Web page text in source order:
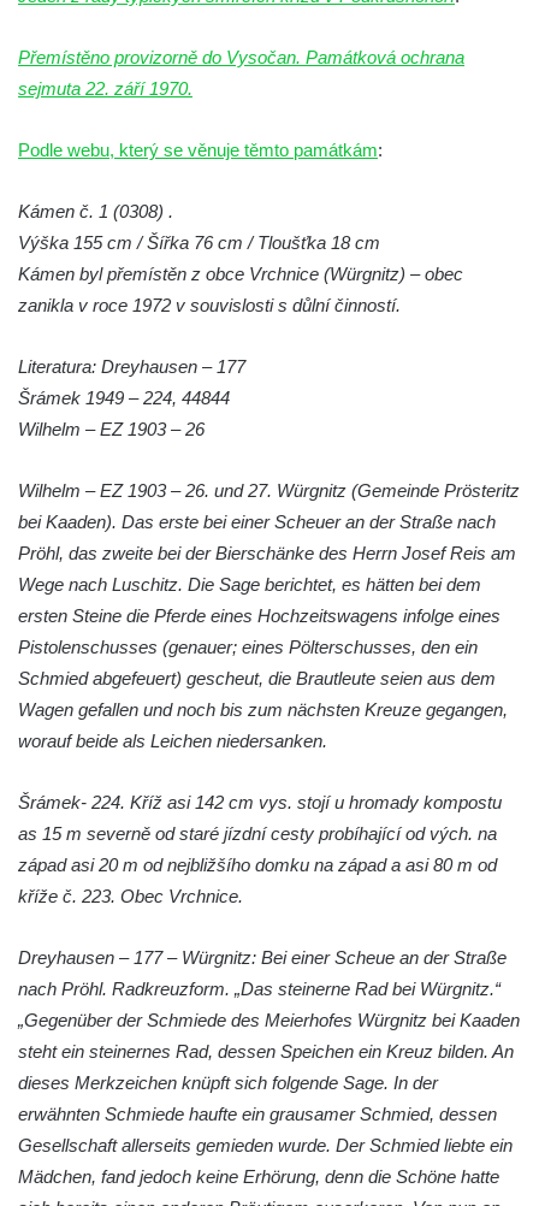
Přemístěno provizorně do Vysočan. Památková ochrana
sejmuta 22. září 1970.
Podle webu, který se věnuje těmto památkám:
Kámen č. 1 (0308) .
Výška 155 cm / Šířka 76 cm / Tloušťka 18 cm
Kámen byl přemístěn z obce Vrchnice (Würgnitz) – obec
zanikla v roce 1972 v souvislosti s důlní činností.
Literatura: Dreyhausen – 177
Šrámek 1949 – 224, 44844
Wilhelm – EZ 1903 – 26
Wilhelm – EZ 1903 – 26. und 27. Würgnitz (Gemeinde Prösteritz
bei Kaaden). Das erste bei einer Scheuer an der Straße nach
Pröhl, das zweite bei der Bierschänke des Herrn Josef Reis am
Wege nach Luschitz. Die Sage berichtet, es hätten bei dem
ersten Steine die Pferde eines Hochzeitswagens infolge eines
Pistolenschusses (genauer; eines Pölterschusses, den ein
Schmied abgefeuert) gescheut, die Brautleute seien aus dem
Wagen gefallen und noch bis zum nächsten Kreuze gegangen,
worauf beide als Leichen niedersanken.
Šrámek- 224. Kříž asi 142 cm vys. stojí u hromady kompostu
as 15 m severně od staré jízdní cesty probíhající od vých. na
západ asi 20 m od nejbližšího domku na západ a asi 80 m od
kříže č. 223. Obec Vrchnice.
Dreyhausen – 177 – Würgnitz: Bei einer Scheue an der Straße
nach Pröhl. Radkreuzform. „Das steinerne Rad bei Würgnitz.“
„Gegenüber der Schmiede des Meierhofes Würgnitz bei Kaaden
steht ein steinernes Rad, dessen Speichen ein Kreuz bilden. An
dieses Merkzeichen knüpft sich folgende Sage. In der
erwähnten Schmiede haufte ein grausamer Schmied, dessen
Gesellschaft allerseits gemieden wurde. Der Schmied liebte ein
Mädchen, fand jedoch keine Erhörung, denn die Schöne hatte